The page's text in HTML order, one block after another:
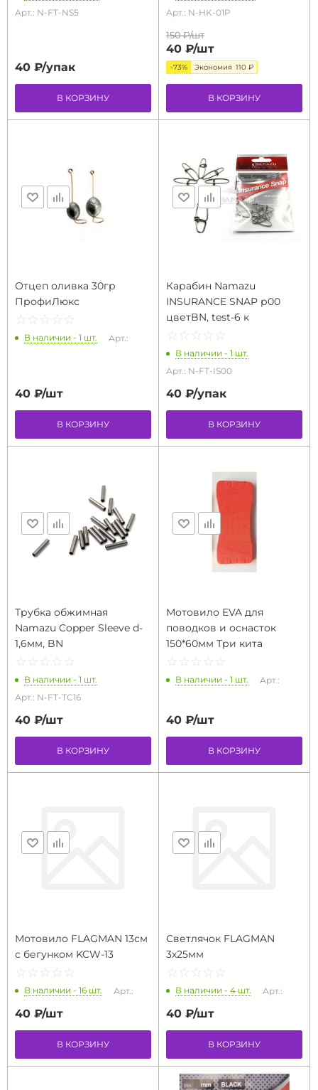
Арт.: N-FT-NS5
40 ₽/упак
В КОРЗИНУ
Арт.: N-HK-01P
150 ₽/шт
40 ₽/шт
-73% Экономия 110 ₽
В КОРЗИНУ
Отцеп оливка 30гр
ПрофиЛюкс
☆ ☆ ☆ ☆ ☆
★ ★ ★ ★ ★
В наличии - 1 шт. Арт.:
40 ₽/шт
В КОРЗИНУ
Карабин Namazu
INSURANCE SNAP р00
цветBN, test-6 к
☆ ☆ ☆ ☆ ☆
★ ★ ★ ★ ★
В наличии - 1 шт.
Арт.: N-FT-IS00
40 ₽/упак
В КОРЗИНУ
Трубка обжимная
Namazu Copper Sleeve d-
1,6мм, BN
☆ ☆ ☆ ☆ ☆
★ ★ ★ ★ ★
В наличии - 1 шт.
Арт.: N-FT-TC16
40 ₽/шт
В КОРЗИНУ
Мотовило EVA для
поводков и оснасток
150*60мм Три кита
☆ ☆ ☆ ☆ ☆
★ ★ ★ ★ ★
В наличии - 1 шт. Арт.:
40 ₽/шт
В КОРЗИНУ
Мотовило FLAGMAN 13см
с бегунком KCW-13
☆ ☆ ☆ ☆ ☆
★ ★ ★ ★ ★
В наличии - 16 шт. Арт.:
40 ₽/шт
В КОРЗИНУ
Светлячок FLAGMAN
3х25мм
☆ ☆ ☆ ☆ ☆
★ ★ ★ ★ ★
В наличии - 4 шт. Арт.:
40 ₽/шт
В КОРЗИНУ